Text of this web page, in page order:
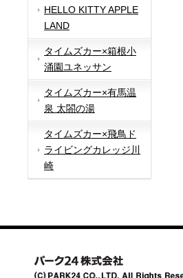
HELLO KITTY APPLE
LAND
タイムズカー×箱根小
涌園ユネッサン
タイムズカー×有馬温
泉 太閤の湯
タイムズカー×飛鳥ド
ライビングカレッジ川
崎